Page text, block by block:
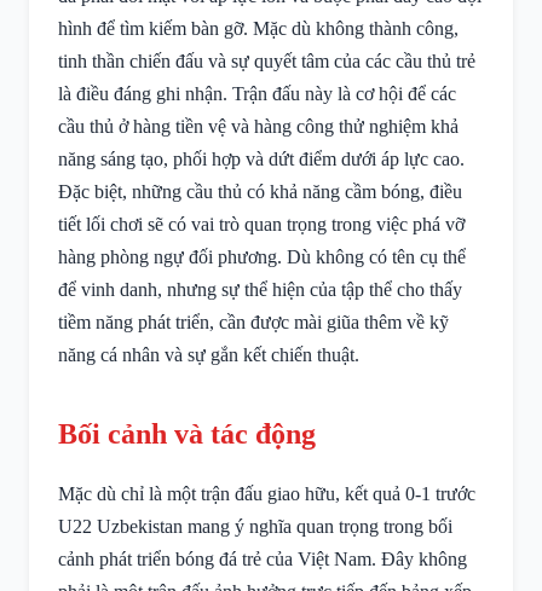
hình để tìm kiếm bàn gỡ. Mặc dù không thành công,
tinh thần chiến đấu và sự quyết tâm của các cầu thủ trẻ
là điều đáng ghi nhận. Trận đấu này là cơ hội để các
cầu thủ ở hàng tiền vệ và hàng công thử nghiệm khả
năng sáng tạo, phối hợp và dứt điểm dưới áp lực cao.
Đặc biệt, những cầu thủ có khả năng cầm bóng, điều
tiết lối chơi sẽ có vai trò quan trọng trong việc phá vỡ
hàng phòng ngự đối phương. Dù không có tên cụ thể
để vinh danh, nhưng sự thể hiện của tập thể cho thấy
tiềm năng phát triển, cần được mài giũa thêm về kỹ
năng cá nhân và sự gắn kết chiến thuật.
Bối cảnh và tác động
Mặc dù chỉ là một trận đấu giao hữu, kết quả 0-1 trước
U22 Uzbekistan mang ý nghĩa quan trọng trong bối
cảnh phát triển bóng đá trẻ của Việt Nam. Đây không